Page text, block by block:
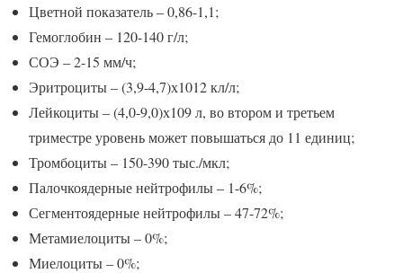
Цветной показатель – 0,86-1,1;
Гемоглобин – 120-140 г/л;
СОЭ – 2-15 мм/ч;
Эритроциты – (3,9-4,7)х1012 кл/л;
Лейкоциты – (4,0-9,0)х109 л, во втором и третьем
триместре уровень может повышаться до 11 единиц;
Тромбоциты – 150-390 тыс./мкл;
Палочкоядерные нейтрофилы – 1-6%;
Сегментоядерные нейтрофилы – 47-72%;
Метамиелоциты – 0%;
Миелоциты – 0%;